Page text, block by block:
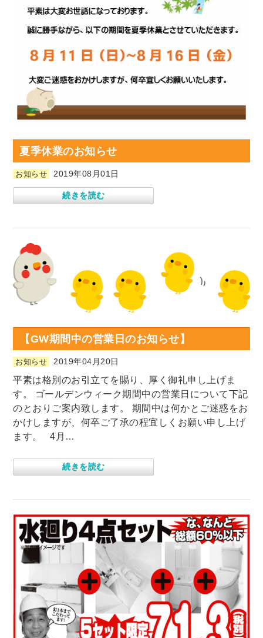
夏季休業のお知らせ
お知らせ 2019年08月01日
続きを読む
【GW期間中の営業日のお知らせ】
お知らせ 2019年04月20日
平素は格別のお引立てを賜り、厚く御礼申し上げま
す。 ゴールデンウィーク期間中の営業日について下記
のとおりご案内致します。 期間中は何かとご迷惑をお
かけしますが、何卒ご了承の程宜しくお願い申し上げ
ます。 4月…
続きを読む